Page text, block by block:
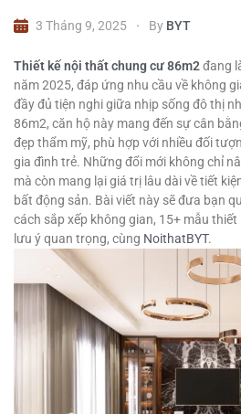
3 Tháng 9, 2025 By BYT
Thiết kế nội thất chung cư 86m2đang
năm 2025, đáp ứng nhu cầu về không
đầy đủ tiện nghi giữa nhịp sống đô thị
86m2, căn hộ này mang đến sự cân
đẹp thẩm mỹ, phù hợp với nhiều đối
gia đình trẻ. Những đổi mới không chỉ
mà còn mang lại giá trị lâu dài về tiết
bất động sản. Bài viết này sẽ đưa bạn
cách sắp xếp không gian, 15+ mẫu
lưu ý quan trọng, cùng NoithatBYT.